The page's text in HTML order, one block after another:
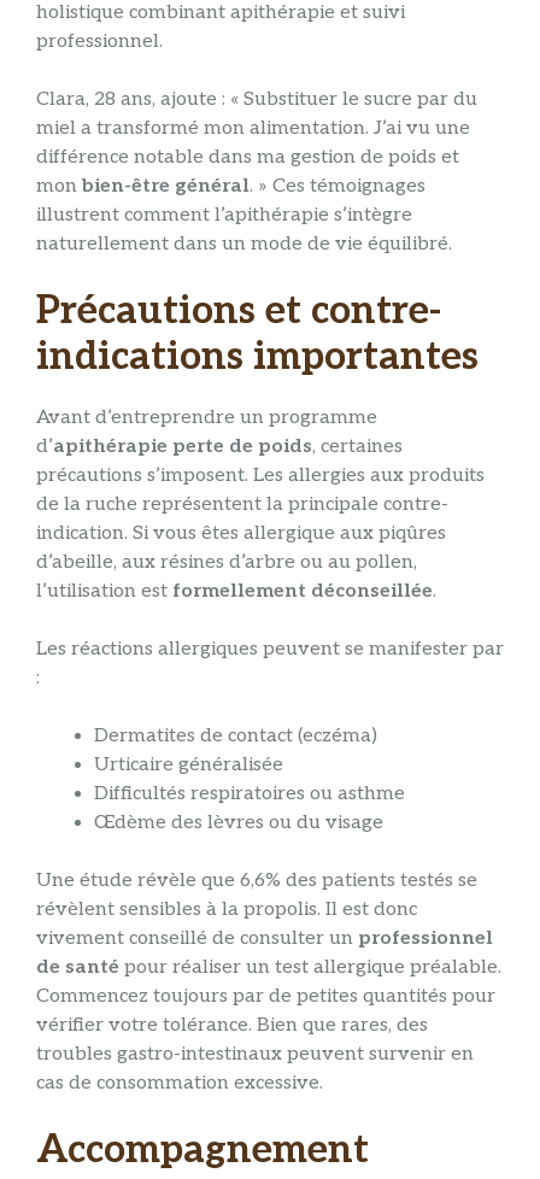
holistique combinant apithérapie et suivi
professionnel.
Clara, 28 ans, ajoute : « Substituer le sucre par du
miel a transformé mon alimentation. J’ai vu une
différence notable dans ma gestion de poids et
monbien-être général. » Ces témoignages
illustrent comment l’apithérapie s’intègre
naturellement dans un mode de vie équilibré.
Précautions et contre-
indications importantes
Avant d’entreprendre un programme
d’apithérapie perte de poids, certaines
précautions s’imposent. Les allergies aux produits
de la ruche représentent la principale contre-
indication. Si vous êtes allergique aux piqûres
d’abeille, aux résines d’arbre ou au pollen,
l’utilisation est formellement déconseillée.
Les réactions allergiques peuvent se manifester par
:
Dermatites de contact (eczéma)
Urticaire généralisée
Difficultés respiratoires ou asthme
Œdème des lèvres ou du visage
Une étude révèle que 6,6% des patients testés se
révèlent sensibles à la propolis. Il est donc
vivement conseillé de consulter un professionnel
de santé pour réaliser un test allergique préalable.
Commencez toujours par de petites quantités pour
vérifier votre tolérance. Bien que rares, des
troubles gastro-intestinaux peuvent survenir en
cas de consommation excessive.
Accompagnement